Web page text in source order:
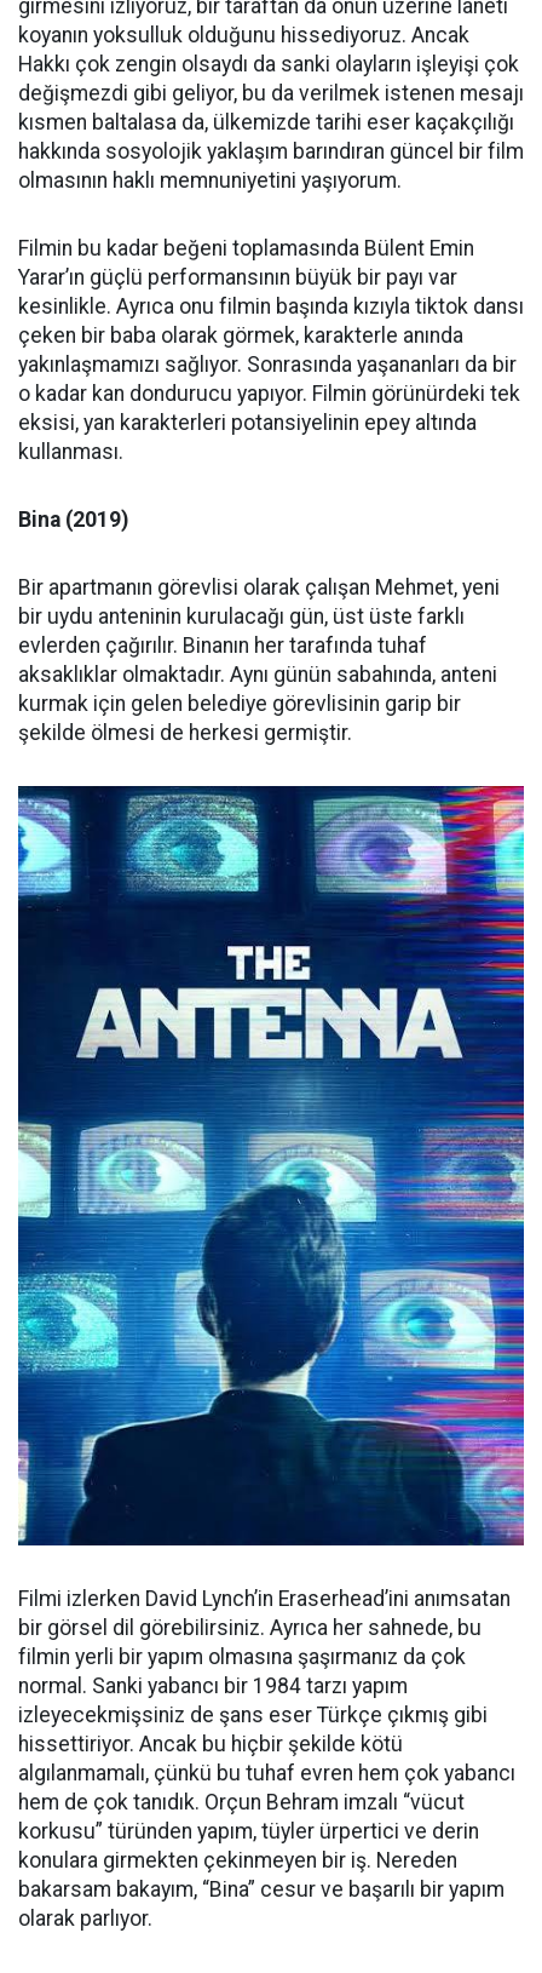
girmesini izliyoruz, bir taraftan da onun üzerine laneti
koyanın yoksulluk olduğunu hissediyoruz. Ancak
Hakkı çok zengin olsaydı da sanki olayların işleyişi çok
değişmezdi gibi geliyor, bu da verilmek istenen mesajı
kısmen baltalasa da, ülkemizde tarihi eser kaçakçılığı
hakkında sosyolojik yaklaşım barındıran güncel bir film
olmasının haklı memnuniyetini yaşıyorum.
Filmin bu kadar beğeni toplamasında Bülent Emin
Yarar’ın güçlü performansının büyük bir payı var
kesinlikle. Ayrıca onu filmin başında kızıyla tiktok dansı
çeken bir baba olarak görmek, karakterle anında
yakınlaşmamızı sağlıyor. Sonrasında yaşananları da bir
o kadar kan dondurucu yapıyor. Filmin görünürdeki tek
eksisi, yan karakterleri potansiyelinin epey altında
kullanması.
Bina (2019)
Bir apartmanın görevlisi olarak çalışan Mehmet, yeni
bir uydu anteninin kurulacağı gün, üst üste farklı
evlerden çağırılır. Binanın her tarafında tuhaf
aksaklıklar olmaktadır. Aynı günün sabahında, anteni
kurmak için gelen belediye görevlisinin garip bir
şekilde ölmesi de herkesi germiştir.
Filmi izlerken David Lynch’in Eraserhead’ini anımsatan
bir görsel dil görebilirsiniz. Ayrıca her sahnede, bu
filmin yerli bir yapım olmasına şaşırmanız da çok
normal. Sanki yabancı bir 1984 tarzı yapım
izleyecekmişsiniz de şans eser Türkçe çıkmış gibi
hissettiriyor. Ancak bu hiçbir şekilde kötü
algılanmamalı, çünkü bu tuhaf evren hem çok yabancı
hem de çok tanıdık. Orçun Behram imzalı “vücut
korkusu” türünden yapım, tüyler ürpertici ve derin
konulara girmekten çekinmeyen bir iş. Nereden
bakarsam bakayım, “Bina” cesur ve başarılı bir yapım
olarak parlıyor.